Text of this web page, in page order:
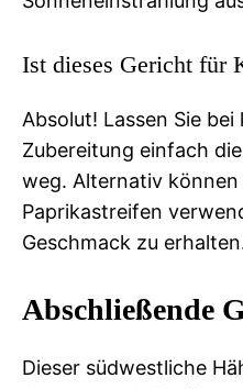
Ist dieses Gericht für
Absolut! Lassen Sie
Zubereitung einfach
weg. Alternativ können
Paprikastreifen
Geschmack zu
Abschließende
Dieser südwestliche